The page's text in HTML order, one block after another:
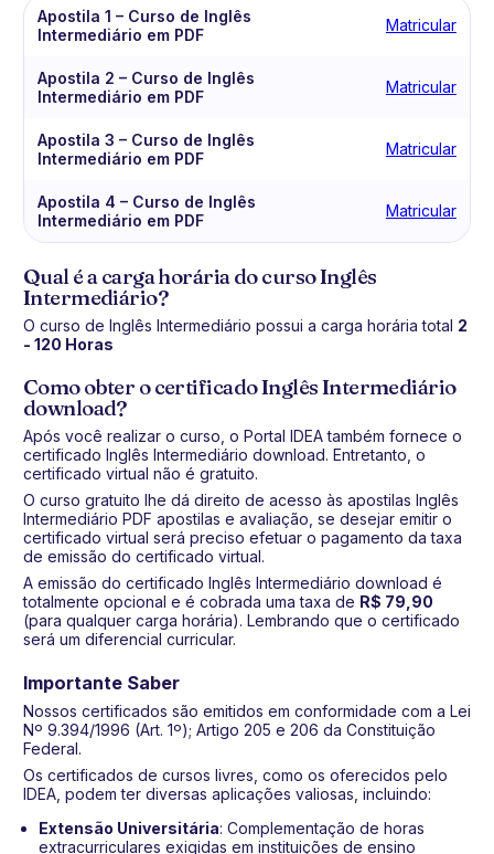
Apostila 1 – Curso de Inglês
Intermediário em PDF
Matricular
Apostila 2 – Curso de Inglês
Intermediário em PDF
Matricular
Apostila 3 – Curso de Inglês
Intermediário em PDF
Matricular
Apostila 4 – Curso de Inglês
Intermediário em PDF
Matricular
Qual é a carga horária do curso Inglês
Intermediário?
O curso de Inglês Intermediário possui a carga horária total 2
- 120 Horas
Como obter o certificado Inglês Intermediário
download?
Após você realizar o curso, o Portal IDEA também fornece o
certificado Inglês Intermediário download. Entretanto, o
certificado virtual não é gratuito.
O curso gratuito lhe dá direito de acesso às apostilas Inglês
Intermediário PDF apostilas e avaliação, se desejar emitir o
certificado virtual será preciso efetuar o pagamento da taxa
de emissão do certificado virtual.
A emissão do certificado Inglês Intermediário download é
totalmente opcional e é cobrada uma taxa de R$ 79,90
(para qualquer carga horária). Lembrando que o certificado
será um diferencial curricular.
Importante Saber
Nossos certificados são emitidos em conformidade com a Lei
Nº 9.394/1996 (Art. 1º); Artigo 205 e 206 da Constituição
Federal.
Os certificados de cursos livres, como os oferecidos pelo
IDEA, podem ter diversas aplicações valiosas, incluindo:
Extensão Universitária: Complementação de horas
extracurriculares exigidas em instituições de ensino